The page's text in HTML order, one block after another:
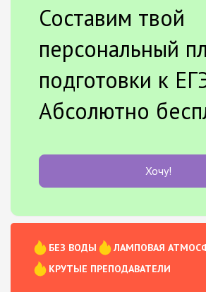
Составим твой
персональный
подготовки к
Абсолютно
Хочу!
БЕЗ ВОДЫ
ЛАМПОВАЯ
КРУТЫЕ ПРЕПОДАВАТЕЛИ